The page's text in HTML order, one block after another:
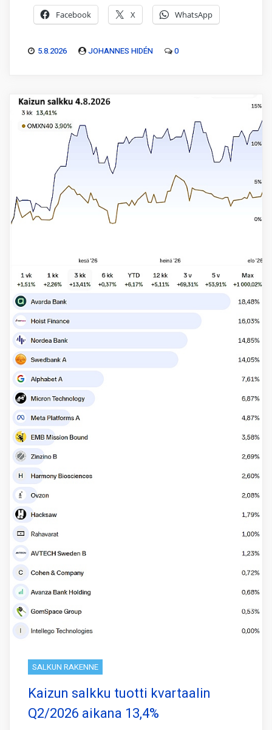
Facebook X WhatsApp
5.8.2026 JOHANNES HIDÉN 0
SALKUN RAKENNE
Kaizun salkku tuotti kvartaalin
Q2/2026 aikana 13,4%